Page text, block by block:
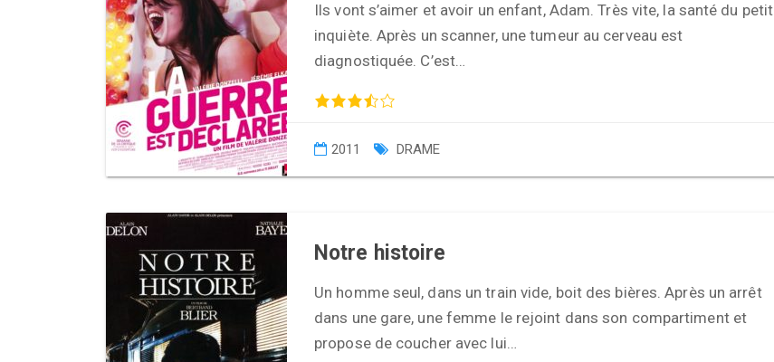
Ils vont s’aimer et avoir un enfant, Adam. Très vite, la santé du petit
inquiète. Après un scanner, une tumeur au cerveau est
diagnostiquée. C’est…
2011 DRAME
Notre histoire
Un homme seul, dans un train vide, boit des bières. Après un arrêt
dans une gare, une femme le rejoint dans son compartiment et
propose de coucher avec lui…